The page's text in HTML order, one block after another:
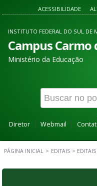
ACESSIBILIDADE
INSTITUTO FEDERAL DO SUL DE
Campus Carmo
Ministério da Educação
Diretor
Webmail
PÁGINA INICIAL > EDITAIS >